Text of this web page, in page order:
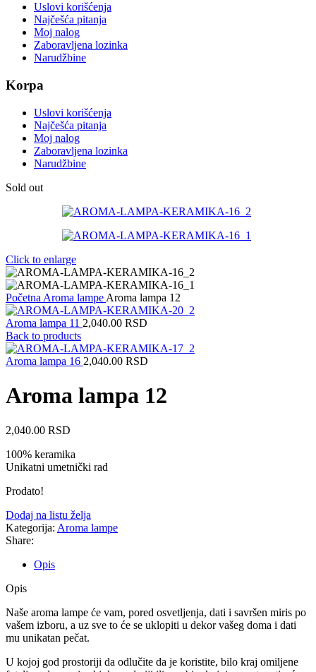
Uslovi korišćenja
Najčešća pitanja
Moj nalog
Zaboravljena lozinka
Narudžbine
Korpa
Uslovi korišćenja
Najčešća pitanja
Moj nalog
Zaboravljena lozinka
Narudžbine
Sold out
Click to enlarge
Početna Aroma lampe Aroma lampa 12
Aroma lampa 11 2,040.00 RSD
Back to products
Aroma lampa 16 2,040.00 RSD
Aroma lampa 12
2,040.00 RSD
100% keramika
Unikatni umetnički rad
Prodato!
Dodaj na listu želja
Kategorija: Aroma lampe
Share:
Opis
Opis
Naše aroma lampe će vam, pored osvetljenja, dati i savršen miris po
vašem izboru, a uz sve to će se uklopiti u dekor vašeg doma i dati
mu unikatan pečat.
U kojoj god prostoriji da odlučite da je koristite, bilo kraj omiljene